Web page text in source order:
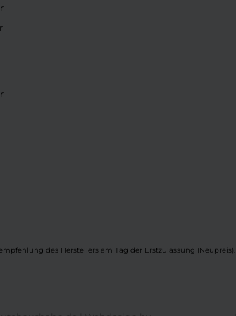
des Herstellers am Tag der Erstzulassung (Neupreis).